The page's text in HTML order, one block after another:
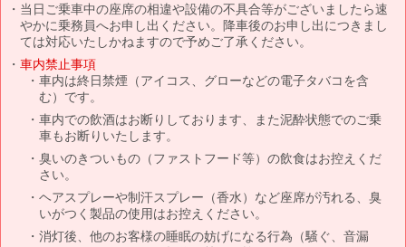
当日ご乗車中の座席の相違や設備の不具合等がございましたら速
やかに乗務員へお申し出ください。降車後のお申し出につきまし
ては対応いたしかねますので予めご了承ください。
車内禁止事項
車内は終日禁煙（アイコス、グローなどの電子タバコを含
む）です。
車内での飲酒はお断りしております、また泥酔状態でのご乗
車もお断りいたします。
臭いのきついもの（ファストフード等）の飲食はお控えくだ
さい。
ヘアスプレーや制汗スプレー（香水）など座席が汚れる、臭
いがつく製品の使用はお控えください。
消灯後、他のお客様の睡眠の妨げになる行為（騒ぐ、音漏